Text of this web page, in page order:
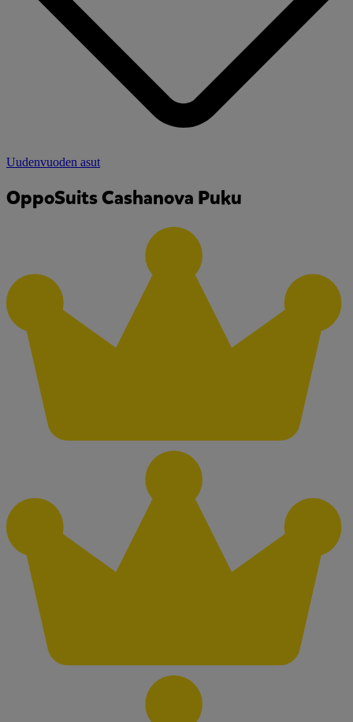
Uudenvuoden asut
OppoSuits Cashanova Puku